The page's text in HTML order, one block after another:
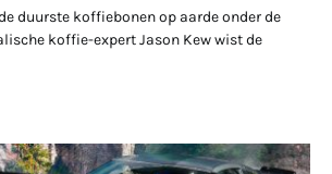
duurste koffiebonen op aarde onder de
koffie-expert Jason Kew wist de